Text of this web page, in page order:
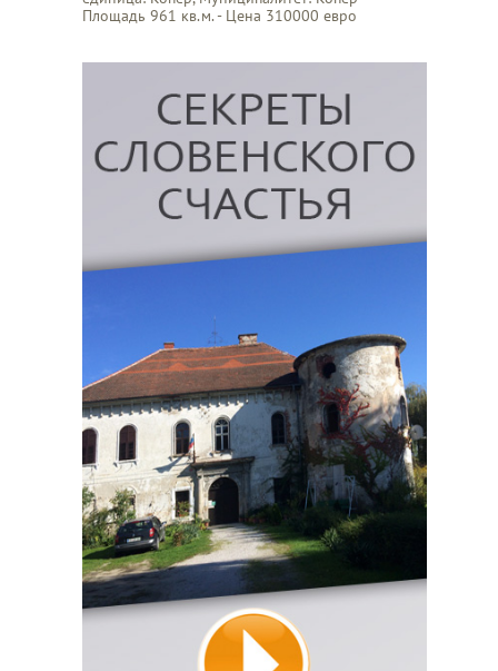
Площадь 961 кв.м. - Цена 310000 евро